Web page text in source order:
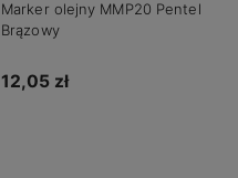
Marker olejny MMP20 Pentel
Brązowy
12,05 zł